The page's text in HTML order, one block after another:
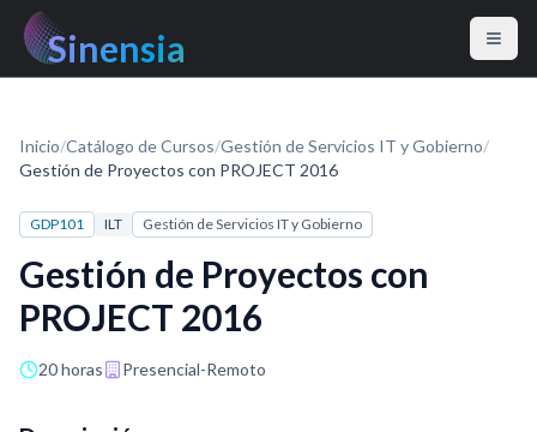
Sinensia
Inicio/Catálogo de Cursos/Gestión de Servicios IT y Gobierno/
Gestión de Proyectos con PROJECT 2016
GDP101 ILT Gestión de Servicios IT y Gobierno
Gestión de Proyectos con
PROJECT 2016
20 horas Presencial-Remoto